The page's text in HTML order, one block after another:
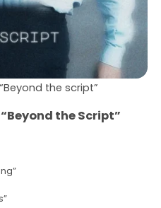
the script”
the Script”